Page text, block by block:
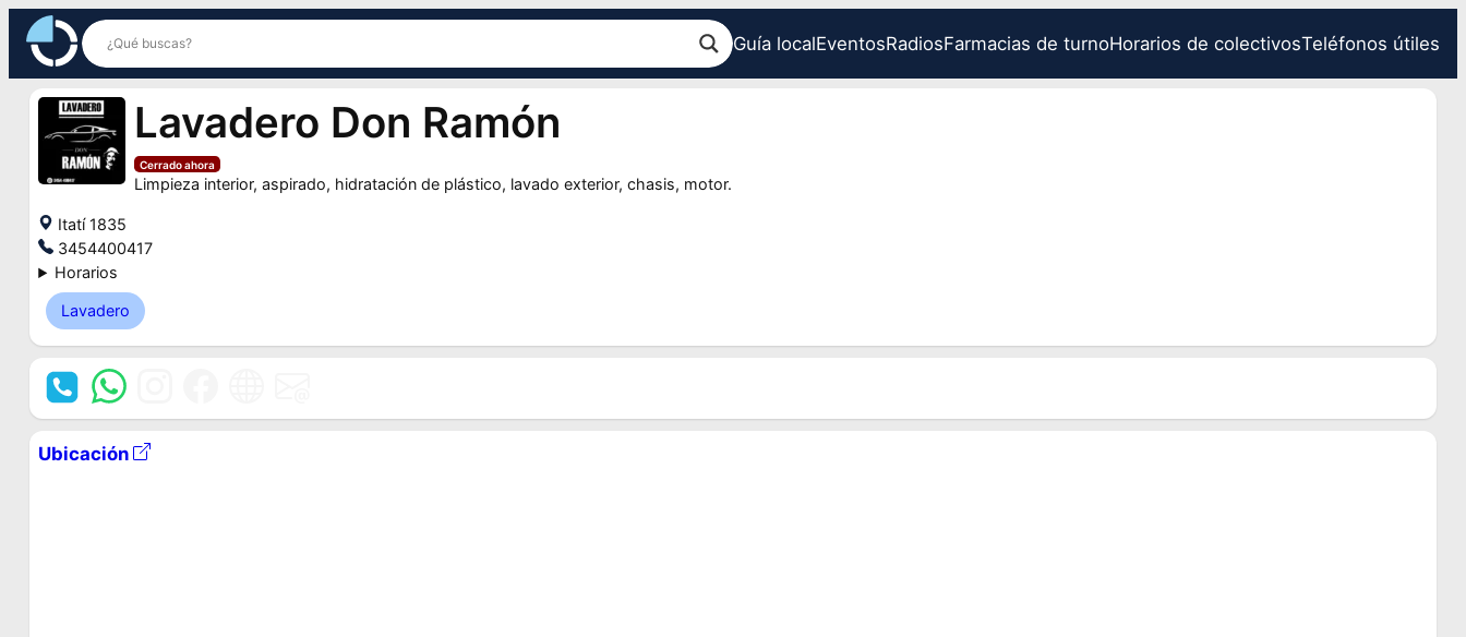
Saltar
contenido
Guía localEventosRadiosFarmacias de turnoHorarios de colectivosTeléfonos útiles
Lavadero Don Ramón
Cerrado ahora
Limpieza interior, aspirado, hidratación de plástico, lavado exterior, chasis, motor.
Itatí 1835
3454400417
Horarios
Lavadero
Ubicación